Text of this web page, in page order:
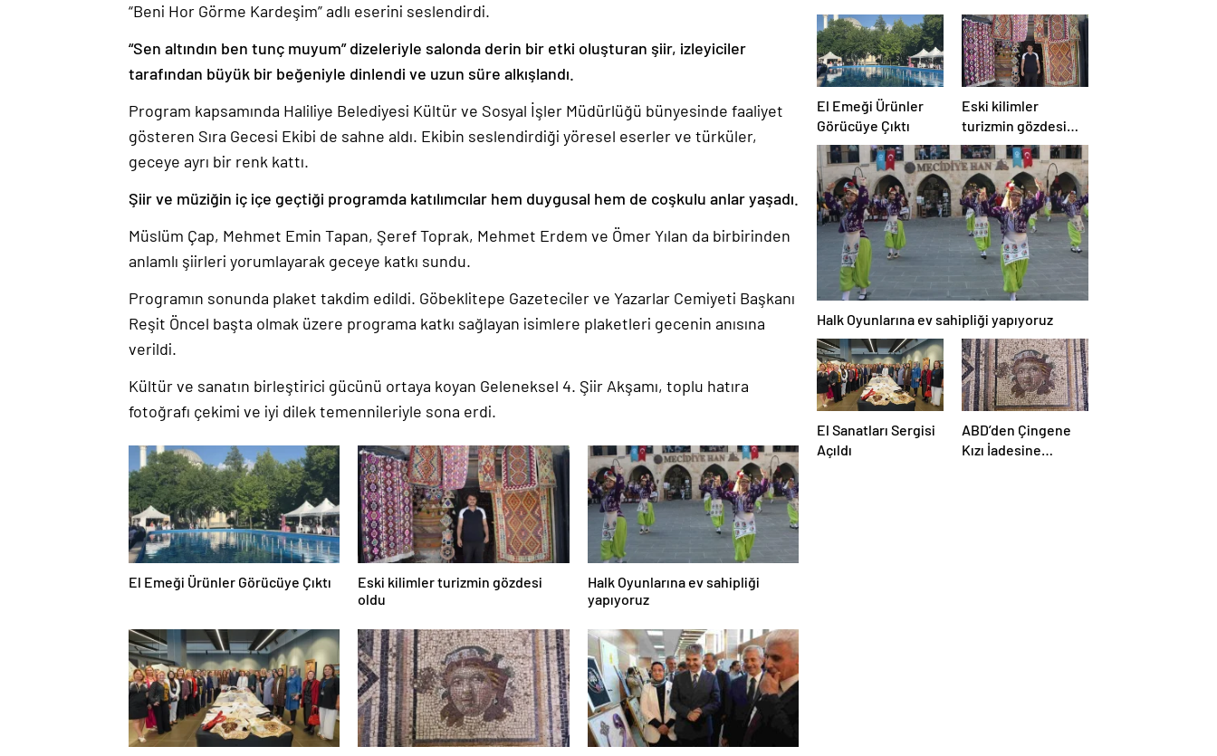
“Beni Hor Görme Kardeşim” adlı eserini seslendirdi.
“Sen altındın ben tunç muyum” dizeleriyle salonda derin bir etki oluşturan şiir, izleyiciler
tarafından büyük bir beğeniyle dinlendi ve uzun süre alkışlandı.
Program kapsamında Haliliye Belediyesi Kültür ve Sosyal İşler Müdürlüğü bünyesinde faaliyet
gösteren Sıra Gecesi Ekibi de sahne aldı. Ekibin seslendirdiği yöresel eserler ve türküler,
geceye ayrı bir renk kattı.
Şiir ve müziğin iç içe geçtiği programda katılımcılar hem duygusal hem de coşkulu anlar yaşadı.
Müslüm Çap, Mehmet Emin Tapan, Şeref Toprak, Mehmet Erdem ve Ömer Yılan da birbirinden
anlamlı şiirleri yorumlayarak geceye katkı sundu.
Programın sonunda plaket takdim edildi. Göbeklitepe Gazeteciler ve Yazarlar Cemiyeti Başkanı
Reşit Öncel başta olmak üzere programa katkı sağlayan isimlere plaketleri gecenin anısına
verildi.
Kültür ve sanatın birleştirici gücünü ortaya koyan Geleneksel 4. Şiir Akşamı, toplu hatıra
fotoğrafı çekimi ve iyi dilek temennileriyle sona erdi.
El Emeği Ürünler Görücüye Çıktı
Eski kilimler turizmin gözdesi
oldu
Halk Oyunlarına ev sahipliği
yapıyoruz
El Emeği Ürünler
Görücüye Çıktı
Eski kilimler
turizmin gözdesi
oldu
Halk Oyunlarına ev sahipliği yapıyoruz
El Sanatları Sergisi
Açıldı
ABD’den Çingene
Kızı İadesine